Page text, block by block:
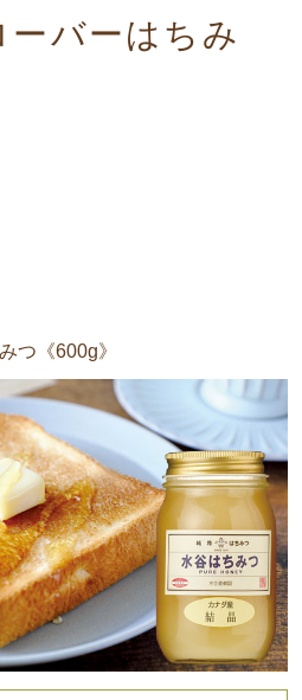
ーバーはちみ
つ《600g》